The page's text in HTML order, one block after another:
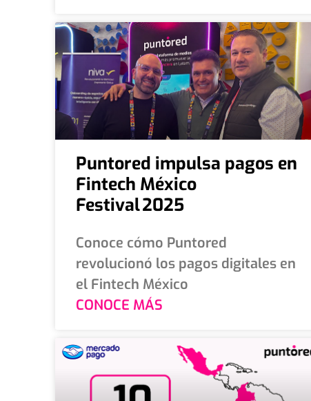
Puntored impulsa pagos en
Fintech México
Festival 2025
Conoce cómo Puntored
revolucionó los pagos digitales en
el Fintech México
CONOCE MÁS